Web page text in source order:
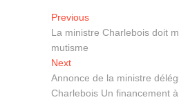
Navigation
de
l'article
PreviousPrevious
post:
La ministre Charlebois doit
mutisme
NextNext
post:
Annonce de la ministre
Charlebois Un financement